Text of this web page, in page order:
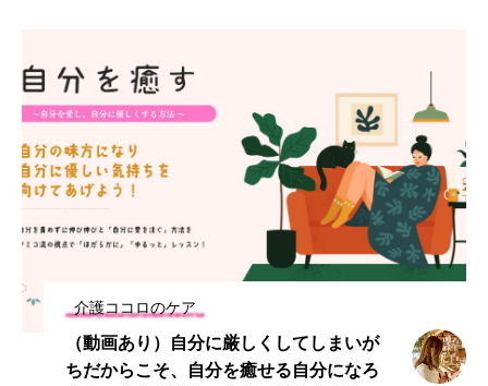
介護ココロのケア
（動画あり）自分に厳しくしてしまいが
ちだからこそ、自分を癒せる自分になろ